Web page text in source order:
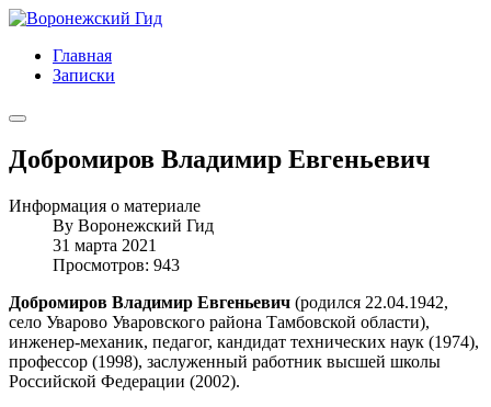
Главная
Записки
Добромиров Владимир Евгеньевич
Информация о материале
By Воронежский Гид
31 марта 2021
Просмотров: 943
Добромиров Владимир Евгеньевич (родился 22.04.1942,
село Уварово Уваровского района Тамбовской области),
инженер-механик, педагог, кандидат технических наук (1974),
профессор (1998), заслуженный работник высшей школы
Российской Федерации (2002).